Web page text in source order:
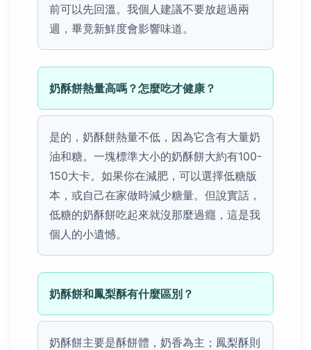
前可以先回溫。我個人建議不要放超過兩
週，畢竟新鮮度會影響味道。
奶酥餅熱量高嗎？怎麼吃才健康？
是的，奶酥餅熱量不低，因為它含有大量奶
油和糖。一塊標準大小的奶酥餅大約有100-
150大卡。如果你在減肥，可以選擇低糖版
本，或自己在家做時減少糖量。但說實話，
低糖的奶酥餅吃起來就沒那麼過癮，這是我
個人的小遺憾。
奶酥餅和鳳梨酥有什麼區別？
奶酥餅主要是酥餅體，奶香為主；鳳梨酥則